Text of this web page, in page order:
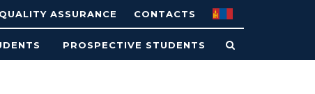
QUALITY ASSURANCE CONTACTS
PROSPECTIVE STUDENTS